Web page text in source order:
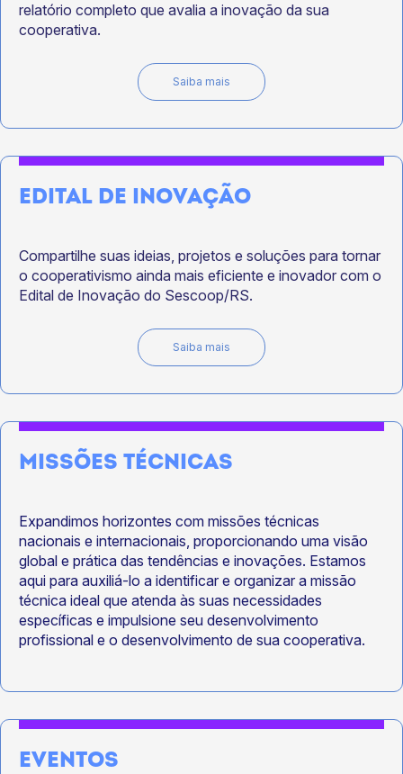
relatório completo que avalia a inovação da sua
cooperativa.
Saiba mais
EDITAL DE INOVAÇÃO
Compartilhe suas ideias, projetos e soluções para tornar
o cooperativismo ainda mais eficiente e inovador com o
Edital de Inovação do Sescoop/RS.
Saiba mais
MISSÕES TÉCNICAS
Expandimos horizontes com missões técnicas
nacionais e internacionais, proporcionando uma visão
global e prática das tendências e inovações. Estamos
aqui para auxiliá-lo a identificar e organizar a missão
técnica ideal que atenda às suas necessidades
específicas e impulsione seu desenvolvimento
profissional e o desenvolvimento de sua cooperativa.
EVENTOS